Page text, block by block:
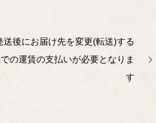
送後にお届け先を変更(転送)する
の運賃の支払いが必要となりま
す